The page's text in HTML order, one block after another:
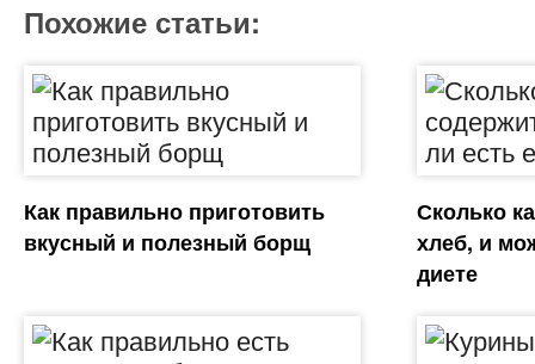
Похожие статьи:
Как правильно приготовить
вкусный и полезный борщ
Сколько
хлеб, и
диете